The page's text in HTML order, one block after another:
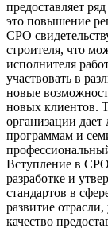
предоставляет
это повышение
СРО
строителя, что
исполнителя
участвовать в
новые
новых клиентов.
организации
программам и
Вступление в СРО
разработке и
стандартов в
развитие
качество